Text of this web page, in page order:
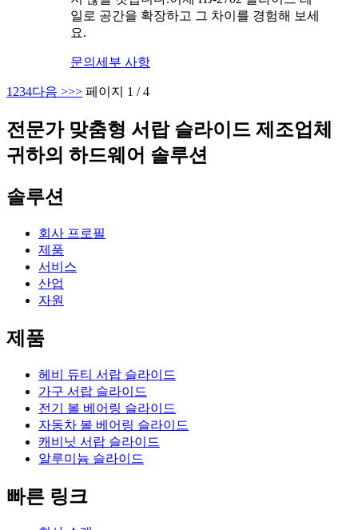
일로 공간을 확장하고 그 차이를 경험해 보세
요.
문의 세부 사항
1 234다음 >>> 페이지 1 / 4
전문가 맞춤형 서랍 슬라이드 제조업체
귀하의 하드웨어 솔루션
솔루션
회사 프로필
제품
서비스
산업
자원
제품
헤비 듀티 서랍 슬라이드
가구 서랍 슬라이드
전기 볼 베어링 슬라이드
자동차 볼 베어링 슬라이드
캐비닛 서랍 슬라이드
알루미늄 슬라이드
빠른 링크